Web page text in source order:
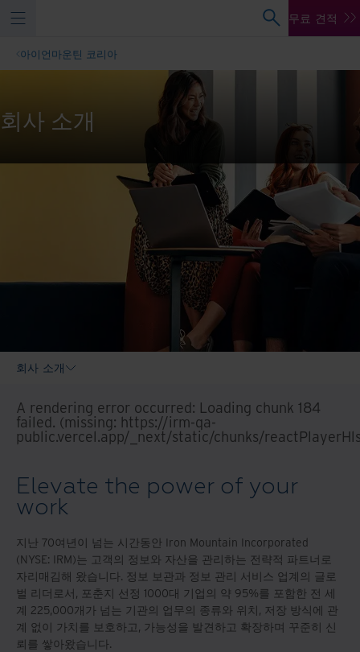
무료 견적
아이언마운틴 코리아
회사 소개
회사 소개
A rendering error occurred: Loading chunk 184
failed. (missing: https://irm-qa-
public.vercel.app/_next/static/chunks/
Elevate the power of your
work
지난 70여년이 넘는 시간동안 Iron Mountain Incorporated
(NYSE: IRM)는 고객의 정보와 자산을 관리하는 전략적 파트너로
자리매김해 왔습니다. 정보 보관과 정보 관리 서비스 업계의 글로
벌 리더로서, 포춘지 선정 1000대 기업의 약 95%를 포함한 전 세
계 225,000개가 넘는 기관의 업무의 종류와 위치, 저장 방식에 관
계 없이 가치를 보호하고, 가능성을 발견하고 확장하며 꾸준히 신
뢰를 쌓아왔습니다.